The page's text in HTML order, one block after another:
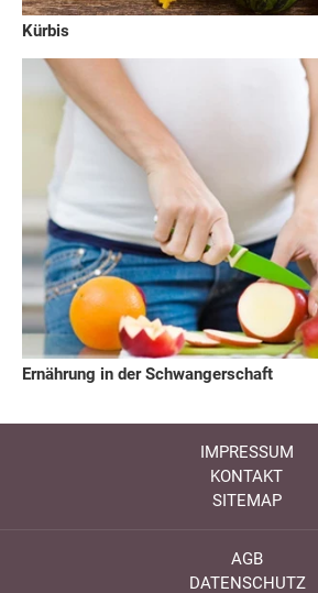
Kürbis
Ernährung in der Schwangerschaft
IMPRESSUM
KONTAKT
SITEMAP
AGB
DATENSCHUTZ